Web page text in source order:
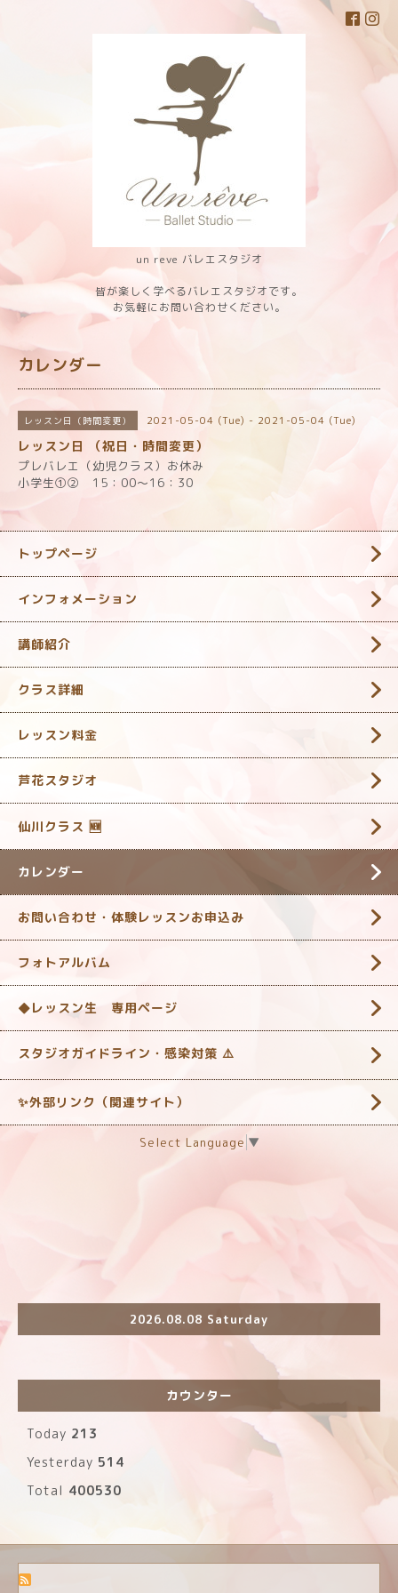
un reve バレエスタジオ
皆が楽しく学べるバレエスタジオです。
お気軽にお問い合わせください。
カレンダー
レッスン日（時間変更） 2021-05-04 (Tue) - 2021-05-04 (Tue)
レッスン日 （祝日・時間変更）
プレバレエ（幼児クラス）お休み
小学生①② 15：00～16：30
トップページ
インフォメーション
講師紹介
クラス詳細
レッスン料金
芦花スタジオ
仙川クラス 🆕
カレンダー
お問い合わせ・体験レッスンお申込み
フォトアルバム
◆レッスン生 専用ページ
スタジオガイドライン・感染対策 ‎⚠️
✨外部リンク（関連サイト）
Select Language ▼
2026.08.08 Saturday
カウンター
Today 213
Yesterday 514
Total 400530